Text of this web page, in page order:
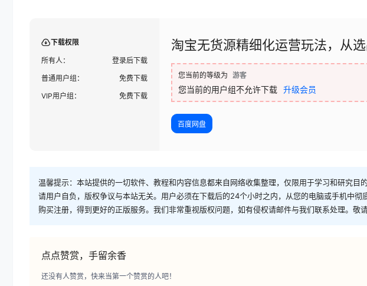
下载权限
所有人：
登录后下载
普通用户组：
免费下载
VIP用户组：
免费下载
淘宝无货源精细化运营玩法，从
您当前的等级为 游客
您当前的用户组不允许下载 升级会员
百度网盘
温馨提示：本站提供的一切软件、教程和内容信息都来自网络收集整理，仅限用于学习和研究目
请用户自负，版权争议与本站无关。用户必须在下载后的24个小时之内，从您的电脑或手机中彻
购买注册，得到更好的正版服务。我们非常重视版权问题，如有侵权请邮件与我们联系处理。敬请
点点赞赏，手留余香
还没有人赞赏，快来当第一个赞赏的人吧！